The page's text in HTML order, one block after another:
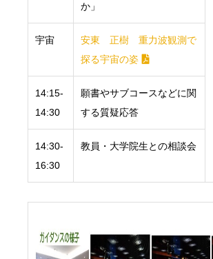
か」
宇宙
安東 正樹 重力波観測で
探る宇宙の姿
14:15-
14:30
願書やサブコースなどに関
する質疑応答
14:30-
16:30
教員・大学院生との相談会